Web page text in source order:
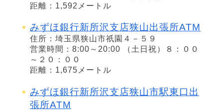
距離：1,592メートル
みずほ銀行新所沢支店狭山出張所ATM
住所：埼玉県狭山市祇園４－５９
営業時間：8:00～20:00 （土日祝）８：００
～２０：００
距離：1,675メートル
みずほ銀行新所沢支店狭山市駅東口出
張所ATM